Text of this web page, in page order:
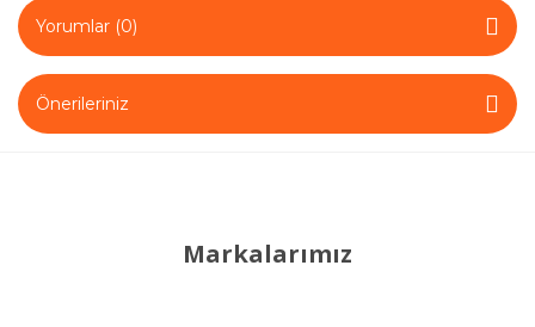
Yorumlar (0)
Önerileriniz
Markalarımız